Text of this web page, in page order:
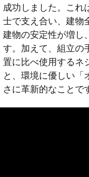
成功しました。これ
士で支え合い、建物
建物の安定性が増し
す。加えて、組立の
置に比べ使用するネ
と、環境に優しい「
さに革新的なことで